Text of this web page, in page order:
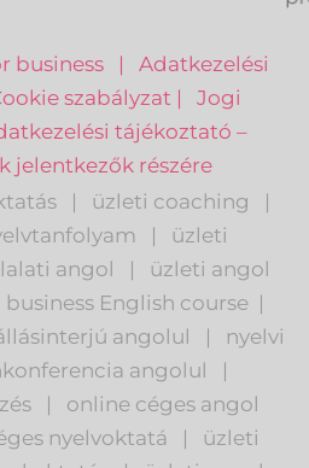
business | Adatkezelési
szabályzat | Jogi
tájékoztató –
jelentkezők részére
| üzleti coaching
|
|
üzleti
angol |
üzleti angol
business English course |
angolul |
nyelvi
angolul
|
| online céges angol
nyelvoktatá |
üzleti